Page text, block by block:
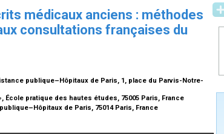
médicaux anciens : méthodes
consultations françaises du
publique–Hôpitaux de Paris, 1, place du Parvis-Notre-
École pratique des hautes études, 75005 Paris, France
de Paris, 75014 Paris, France